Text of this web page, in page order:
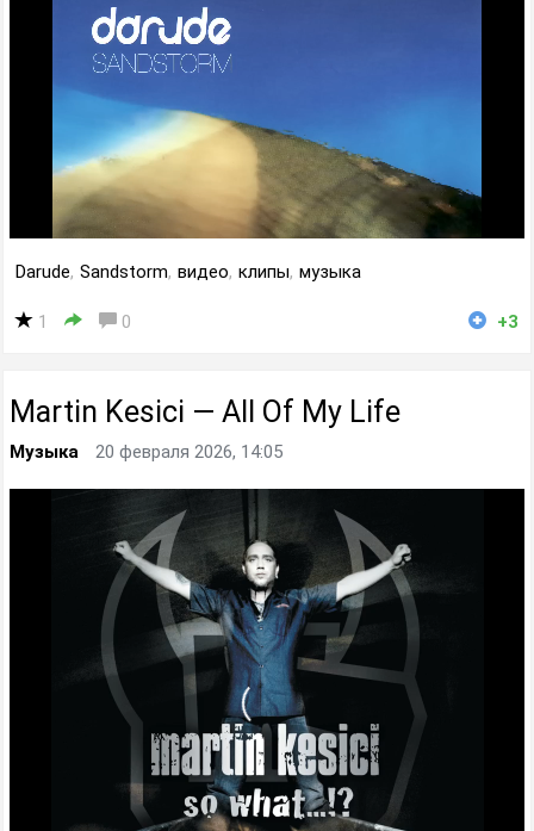
Darude, Sandstorm, видео, клипы, музыка
1 0 +3
Martin Kesici — All Of My Life
Музыка 20 февраля 2026, 14:05